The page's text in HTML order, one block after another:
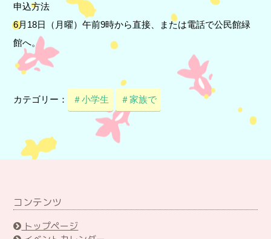
申込方法
6月18日（月曜）午前9時から直接、または電話で公民館緑
館へ。
カテゴリー： ＃小学生 ＃家族で
コンテンツ
トップページ